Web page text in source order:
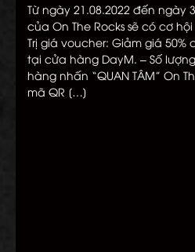
Từ ngày 21.08.2022 đến ngày
của On The Rocks sẽ có cơ
Trị giá voucher: Giảm giá
tại cửa hàng DayM. – Số
hàng nhấn “QUAN TÂM” On
mã QR […]